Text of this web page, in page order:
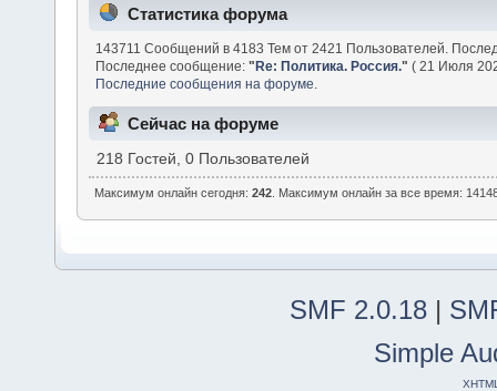
Статистика форума
143711 Сообщений в 4183 Тем от 2421 Пользователей.
Последнее сообщение:"Re: Политика. Россия." ( 21 Июля
Последние сообщения на форуме.
Сейчас на форуме
218 Гостей, 0 Пользователей
Максимум онлайн сегодня:242 . Максимум онлайн за все время:
SMF 2.0.18 |
Simple